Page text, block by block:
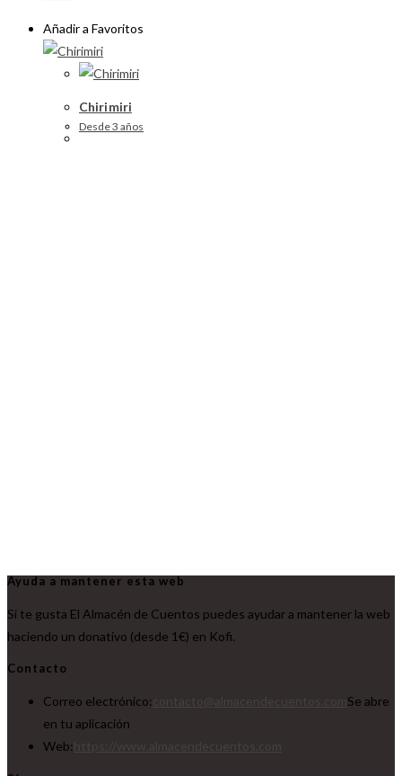
Añadir a Favoritos
Chirimiri
Desde 3 años
Ayuda a mantener esta web
Si te gusta El Almacén de Cuentos puedes ayudar a mantener la web
haciendo un donativo (desde 1€) en Kofi.
Contacto
Correo electrónico:
Se abre
en tu aplicación
Web: